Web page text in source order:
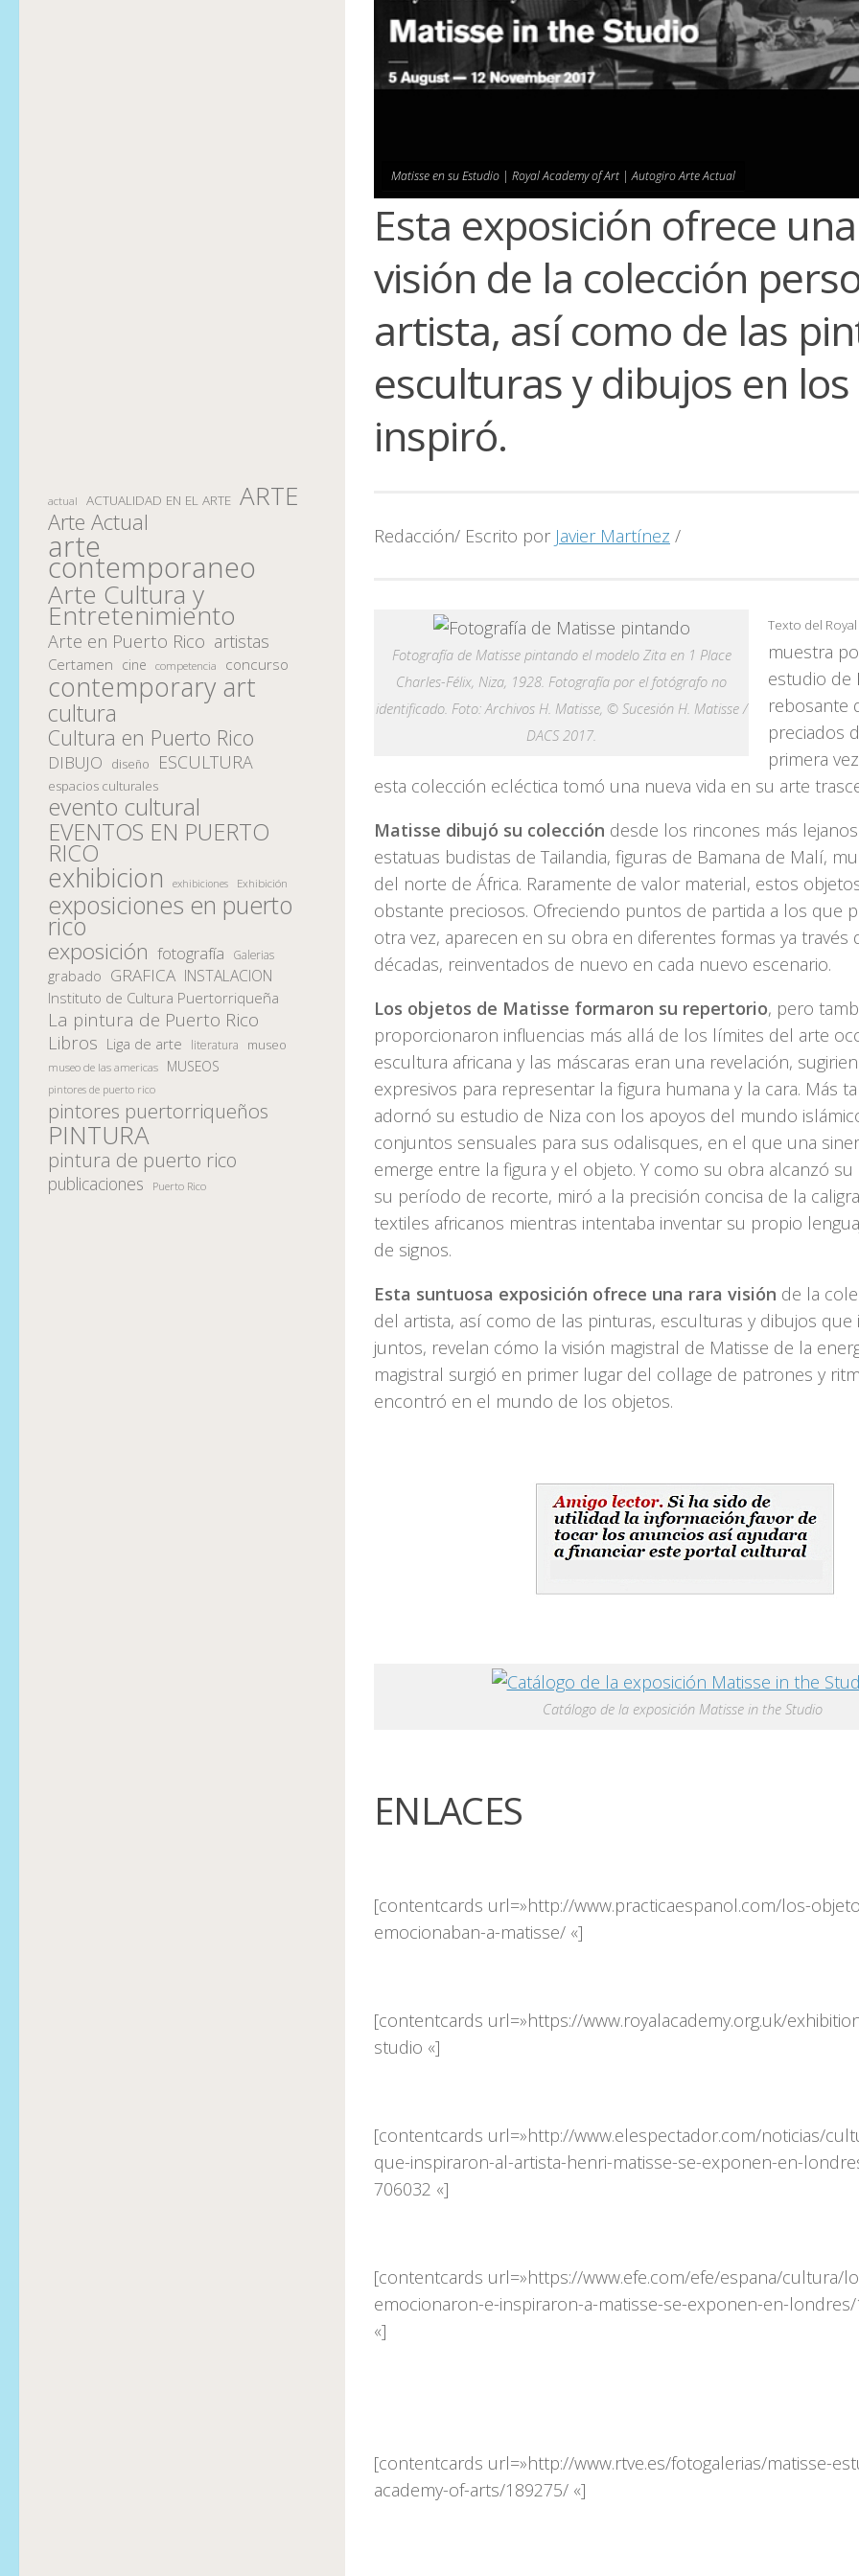
Matisse en su Estudio | Royal Academy of Art | Autogiro Arte Actual
Esta exposición ofrece
visión de la colección
artista, así como de las
esculturas y dibujos en
inspiró.
Redacción/ Escrito por Javier Martínez /
Fotografía de Matisse pintando el modelo Zita en 1 Place
Charles-Félix, Niza, 1928. Fotografía por el fotógrafo no
identificado. Foto: Archivos H. Matisse, © Sucesión H. Matisse /
DACS 2017.
Texto del
muestra
estudio de
rebosante
preciados
primera
esta colección ecléctica tomó una nueva vida en su arte
Matisse dibujó su colección desde los rincones más
estatuas budistas de Tailandia, figuras de Bamana de Malí,
del norte de África. Raramente de valor material, estos
obstante preciosos. Ofreciendo puntos de partida a los que
otra vez, aparecen en su obra en diferentes formas ya
décadas, reinventados de nuevo en cada nuevo escenario.
Los objetos de Matisse formaron su repertorio, pero
proporcionaron influencias más allá de los límites del arte
escultura africana y las máscaras eran una revelación,
expresivos para representar la figura humana y la cara. Más
adornó su estudio de Niza con los apoyos del mundo
conjuntos sensuales para sus odalisques, en el que una
emerge entre la figura y el objeto. Y como su obra alcanzó su
su período de recorte, miró a la precisión concisa de la
textiles africanos mientras intentaba inventar su propio
de signos.
Esta suntuosa exposición ofrece una rara visión de la
del artista, así como de las pinturas, esculturas y dibujos que
juntos, revelan cómo la visión magistral de Matisse de la
magistral surgió en primer lugar del collage de patrones y
encontró en el mundo de los objetos.
Catálogo de la exposición Matisse in the Studio
ENLACES
[contentcards url=»http://www.practicaespanol.com/los-
emocionaban-a-matisse/ «]
[contentcards url=»https://www.royalacademy.org.uk/
studio «]
[contentcards url=»http://www.elespectador.com/noticias/
que-inspiraron-al-artista-henri-matisse-se-exponen-en-
706032 «]
[contentcards url=»https://www.efe.com/efe/espana/cultura/
emocionaron-e-inspiraron-a-matisse-se-exponen-en-
«]
[contentcards url=»http://www.rtve.es/fotogalerias/matisse-
academy-of-arts/189275/ «]
actual ACTUALIDAD EN EL ARTE ARTE
Arte Actual
arte
contemporaneo
Arte Cultura y
Entretenimiento
Arte en Puerto Rico artistas
Certamen cine competencia concurso
contemporary art
cultura
Cultura en Puerto Rico
DIBUJO diseño ESCULTURA
espacios culturales
evento cultural
EVENTOS EN PUERTO
RICO
exhibicion exhibiciones Exhibición
exposiciones en puerto
rico
exposición fotografía Galerias
grabado GRAFICA INSTALACION
Instituto de Cultura Puertorriqueña
La pintura de Puerto Rico
Libros Liga de arte literatura museo
museo de las americas MUSEOS
pintores de puerto rico
pintores puertorriqueños
PINTURA
pintura de puerto rico
publicaciones Puerto Rico